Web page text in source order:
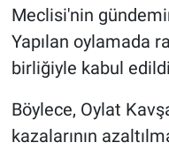
Meclisi'nin
Yapılan oylamada
birliğiyle kabul
Böylece, Oylat
kazalarının